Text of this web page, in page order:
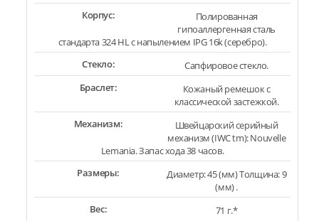
Корпус:
Полированная
гипоаллергенная сталь
стандарта 324 HL с напылением IPG 16k (серебро).
Стекло:
Сапфировое стекло.
Браслет:
Кожаный ремешок с
классической застежкой.
Механизм:
Швейцарский серийный
механизм (IWC tm): Nouvelle
Lemania. Запас хода 38 часов.
Размеры:
Диаметр: 45 (мм) Толщина: 9
(мм) .
Вес:
71 г.*